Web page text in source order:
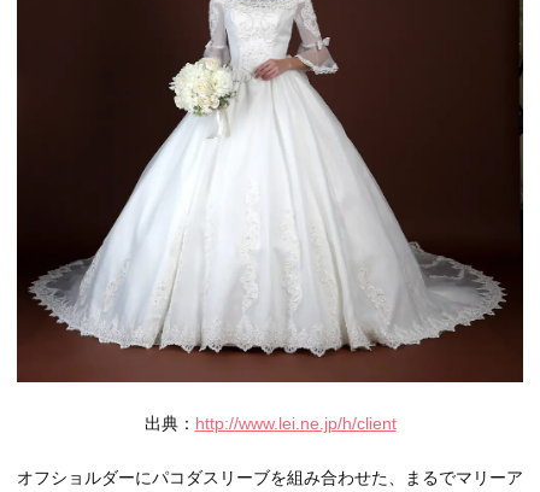
出典： http://www.lei.ne.jp/h/client
オフショルダーにパコダスリーブを組み合わせた、まるでマリーア